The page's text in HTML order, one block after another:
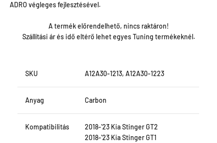
ADRO végleges fejlesztésével.
A termék előrendelhető, nincs raktáron!
Szállítási ár és idő eltérő lehet egyes Tuning termékeknél.
SKU A12A30-1213, A12A30-1223
Anyag Carbon
Kompatibilitás
2018-'23 Kia Stinger GT2
2018-'23 Kia Stinger GT1